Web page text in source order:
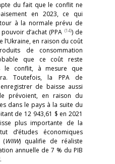
du fait que le conflit ne
en 2023, ce qui
à la normale prévu de
d’achat (PPA (14)) de
l’Ukraine, en raison du coût
de consommation
que ce coût reste
le conflit, à mesure que
Toutefois, la PPA de
de baisse aussi
prévoient, en raison du
dans le pays à la suite du
de 12 943,61 $ en 2021
plus importante de la
d’études économiques
(WIIW) qualifie de réaliste
annuelle de 7 % du PIB
.